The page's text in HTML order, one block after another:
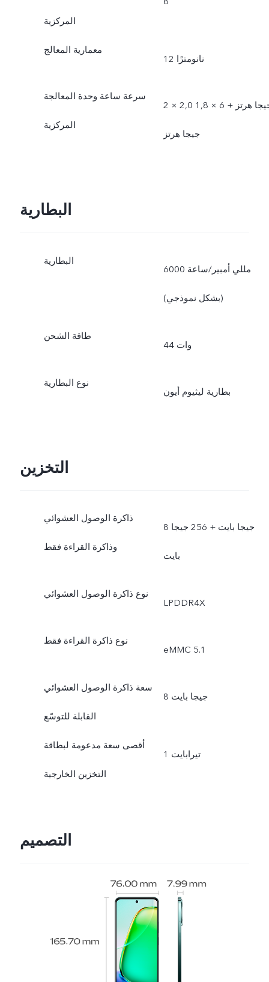
المركزية
معمارية المعالج
12 نانومترًا
سرعة ساعة وحدة المعالجة
المركزية
2 × 2,0 جيجا هرتز + 6 × 1,8
جيجا هرتز
البطارية
البطارية
6000 مللي أمبير/ساعة
(بشكل نموذجي)
طاقة الشحن
44 وات
نوع البطارية
بطارية ليثيوم أيون
التخزين
ذاكرة الوصول العشوائي
وذاكرة القراءة فقط
8 جيجا بايت + 256 جيجا
بايت
نوع ذاكرة الوصول العشوائي
LPDDR4X
نوع ذاكرة القراءة فقط
eMMC 5.1
سعة ذاكرة الوصول العشوائي
القابلة للتوسّع
8 جيجا بايت
أقصى سعة مدعومة لبطاقة
التخزين الخارجية
1 تيرابايت
التصميم